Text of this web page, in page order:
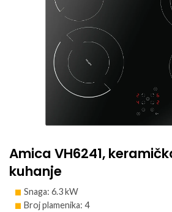
Amica VH6241,
kuhanje
Snaga: 6.3 kW
Broj plamenika: 4